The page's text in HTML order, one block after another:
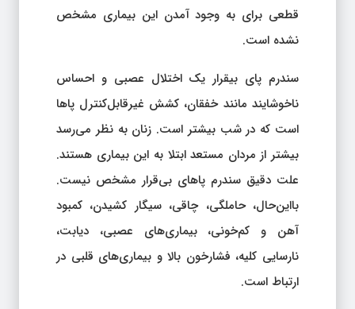
قطعی برای به وجود آمدن این بیماری مشخص
نشده است.
سندرم پای بیقرار یک اختلال عصبی و احساس
ناخوشایند مانند خفقان، کشش غیرقابل‌کنترل پاها
است که در شب بیشتر است. زنان به نظر می‌رسد
بیشتر از مردان مستعد ابتلا به این بیماری هستند.
علت دقیق سندرم پاهای بی‌قرار مشخص نیست.
بااین‌حال، حاملگی، چاقی، سیگار کشیدن، کمبود
آهن و کم‌خونی، بیماری‌های عصبی، دیابت،
نارسایی کلیه، فشارخون بالا و بیماری‌های قلبی در
ارتباط است.